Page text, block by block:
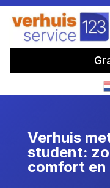
Verhuis
student:
comfort en